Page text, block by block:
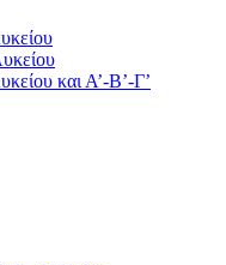
και Α’-Β’-Γ’